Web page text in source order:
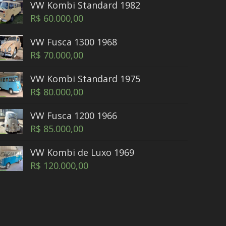
VW Kombi Standard 1982
R$ 60.000,00
VW Fusca 1300 1968
R$ 70.000,00
VW Kombi Standard 1975
R$ 80.000,00
VW Fusca 1200 1966
R$ 85.000,00
VW Kombi de Luxo 1969
R$ 120.000,00